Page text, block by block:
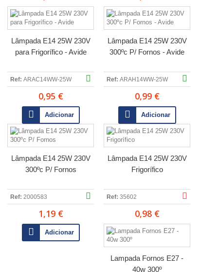
Lâmpada E14 25W 230V
para Frigorífico - Avide
Ref: ARAC14WW-25W
0,95 €
Adicionar
Lâmpada E14 25W 230V
300ºc P/ Fornos - Avide
Ref: ARAH14WW-25W
0,99 €
Adicionar
Lâmpada E14 25W 230V
300ºc P/ Fornos
Ref: 2000583
1,19 €
Adicionar
Lâmpada E14 25W 230V
Frigorífico
Ref: 35602
0,98 €
Lampada Fornos E27 -
40w 300º